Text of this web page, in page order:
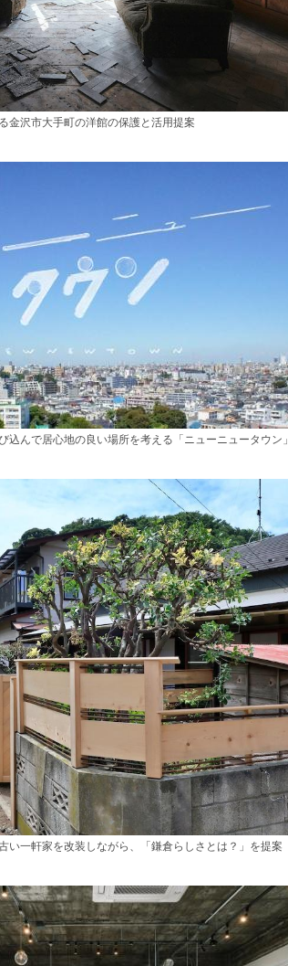
金沢市大手町の洋館の保護と活用提案
込んで居心地の良い場所を考える「ニューニュータウン」
い一軒家を改装しながら、「鎌倉らしさとは？」を提案